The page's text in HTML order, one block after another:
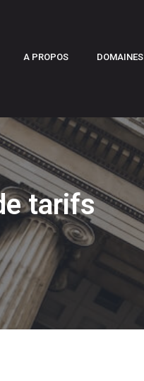
A PROPOS DOMAINES
tarifs